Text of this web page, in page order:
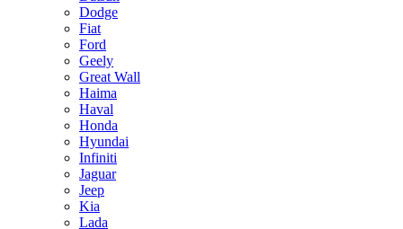
Dodge
Fiat
Ford
Geely
Great Wall
Haima
Haval
Honda
Hyundai
Infiniti
Jaguar
Jeep
Kia
Lada